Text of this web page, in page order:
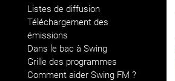
Listes de diffusion
Téléchargement des
émissions
Dans le bac à Swing
Grille des programmes
Comment aider Swing FM ?